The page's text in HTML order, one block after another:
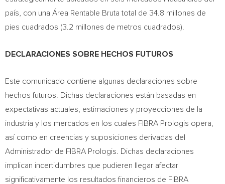
país, con una Área Rentable Bruta total de 34.8 millones de
pies cuadrados (3.2 millones de metros cuadrados).
DECLARACIONES SOBRE HECHOS FUTUROS
Este comunicado contiene algunas declaraciones sobre
hechos futuros. Dichas declaraciones están basadas en
expectativas actuales, estimaciones y proyecciones de la
industria y los mercados en los cuales FIBRA Prologis opera,
así como en creencias y suposiciones derivadas del
Administrador de FIBRA Prologis. Dichas declaraciones
implican incertidumbres que pudieren llegar afectar
significativamente los resultados financieros de FIBRA